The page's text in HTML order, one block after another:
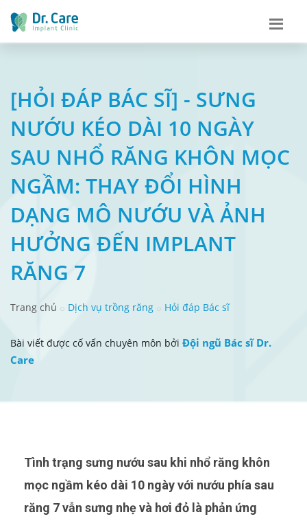
[HỎI ĐÁP BÁC SĨ] - SƯNG
NƯỚU KÉO DÀI 10 NGÀY
SAU NHỔ RĂNG KHÔN MỌC
NGẦM: THAY ĐỔI HÌNH
DẠNG MÔ NƯỚU VÀ ẢNH
HƯỞNG ĐẾN IMPLANT
RĂNG 7
Trang chủ Dịch vụ trồng răng Hỏi đáp Bác sĩ
Bài viết được cố vấn chuyên môn bởi Đội ngũ Bác sĩ Dr.
Care
Tình trạng sưng nướu sau khi nhổ răng khôn
mọc ngầm kéo dài 10 ngày với nướu phía sau
răng 7 vẫn sưng nhẹ và hơi đỏ là phản ứng